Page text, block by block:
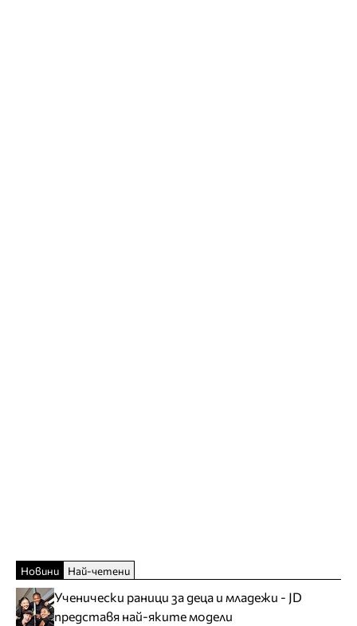
Новини Най-четени
Ученически раници за деца и младежи - JD
представя най-яките модели